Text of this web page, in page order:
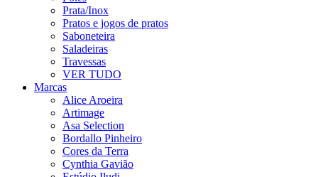
Prata/Inox
Pratos e jogos de pratos
Saboneteira
Saladeiras
Travessas
VER TUDO
Marcas
Alice Aroeira
Artimage
Asa Selection
Bordallo Pinheiro
Cores da Terra
Cynthia Gavião